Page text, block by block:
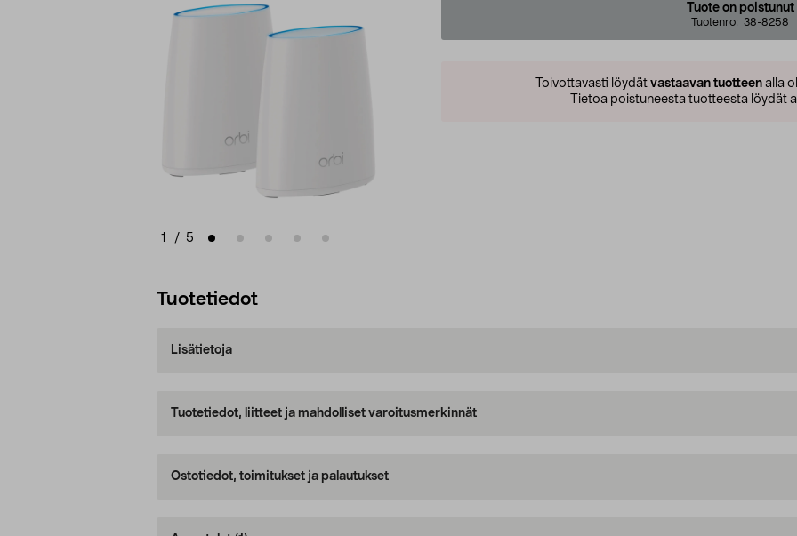
1 / 5
Tuote on poistunut
Tuotenro: 38-8258
Toivottavasti löydät vastaavan tuotteen alla
Tietoa poistuneesta tuotteesta löydät
Tuotetiedot
Lisätietoja
Tuotetiedot, liitteet ja mahdolliset varoitusmerkinnät
Ostotiedot, toimitukset ja palautukset